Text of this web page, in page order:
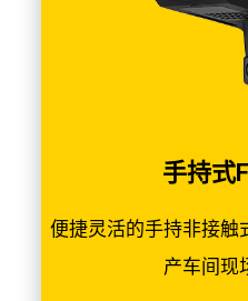
手持式
便捷灵活的手持非接触
产车间现